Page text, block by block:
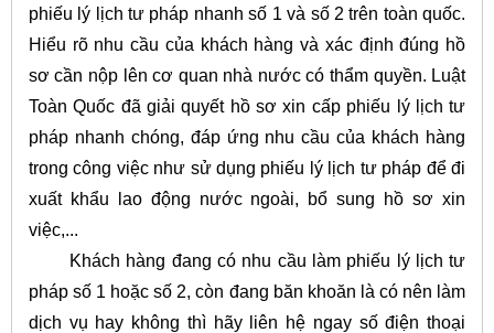
phiếu lý lịch tư pháp nhanh số 1 và số 2 trên toàn quốc.
Hiểu rõ nhu cầu của khách hàng và xác định đúng hồ
sơ cần nộp lên cơ quan nhà nước có thẩm quyền. Luật
Toàn Quốc đã giải quyết hồ sơ xin cấp phiếu lý lịch tư
pháp nhanh chóng, đáp ứng nhu cầu của khách hàng
trong công việc như sử dụng phiếu lý lịch tư pháp để đi
xuất khẩu lao động nước ngoài, bổ sung hồ sơ xin
việc,...
Khách hàng đang có nhu cầu làm phiếu lý lịch tư
pháp số 1 hoặc số 2, còn đang băn khoăn là có nên làm
dịch vụ hay không thì hãy liên hệ ngay số điện thoại